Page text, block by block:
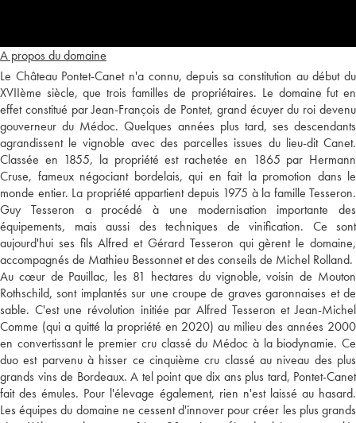
A propos du domaine
Le Château Pontet-Canet n'a connu, depuis sa constitution au début du
XVIIème siècle, que trois familles de propriétaires. Le domaine fut en
effet constitué par Jean-François de Pontet, grand écuyer du roi devenu
gouverneur du Médoc. Quelques années plus tard, ses descendants
agrandissent le vignoble avec des parcelles issues du lieu-dit Canet.
Classée en 1855, la propriété est rachetée en 1865 par Hermann
Cruse, fameux négociant bordelais, qui en fait la promotion dans le
monde entier. La propriété appartient depuis 1975 à la famille Tesseron.
Guy Tesseron a procédé à une modernisation importante des
équipements, mais aussi des techniques de vinification. Ce sont
aujourd'hui ses fils Alfred et Gérard Tesseron qui gèrent le domaine,
accompagnés de Mathieu Bessonnet et des conseils de Michel Rolland.
Au cœur de Pauillac, les 81 hectares du vignoble, voisin de Mouton
Rothschild, sont implantés sur une croupe de graves garonnaises et de
sable. C'est une révolution initiée par Alfred Tesseron et Jean-Michel
Comme (qui a quitté la propriété en 2020) au milieu des années 2000
en convertissant le premier cru classé du Médoc à la biodynamie. Ce
duo est parvenu à hisser ce cinquième cru classé au niveau des plus
grands vins de Bordeaux. A tel point que dix ans plus tard, Pontet-Canet
fait des émules. Pour l'élevage également, rien n'est laissé au hasard.
Les équipes du domaine ne cessent d'innover pour créer les plus grands